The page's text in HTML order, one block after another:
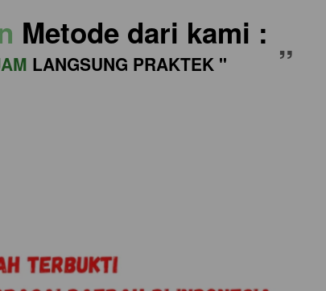
Metode dari kami :
LANGSUNG PRAKTEK " ”